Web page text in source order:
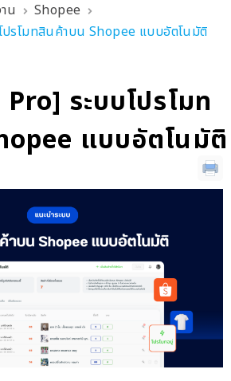
น
Shopee
รโมทสินค้าบน Shopee แบบอัตโนมัติ
ระบบโปรโมท
แบบอัตโนมัติ